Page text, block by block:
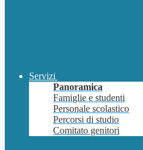
Servizi
Panoramica
Famiglie e studenti
Personale scolastico
Percorsi di studio
Comitato genitori